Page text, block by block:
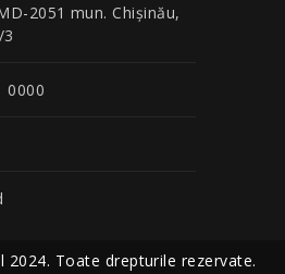
2051 mun. Chişinău,
0000
2024. Toate drepturile rezervate.